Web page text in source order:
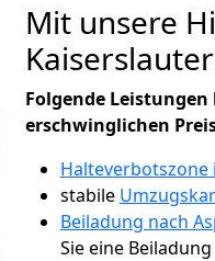
Mit unsere
Folgende
erschwinglichen
Halteverbotszone
stabile
Beiladung nach
Sie eine Beiladung